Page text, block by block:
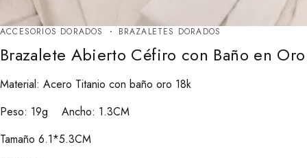
ACCESORIOS DORADOS BRAZALETES DORADOS
Brazalete Abierto Céfiro con Baño en
Material: Acero Titanio con baño oro 18k
Peso: 19g Ancho: 1.3CM
Tamaño 6.1*5.3CM